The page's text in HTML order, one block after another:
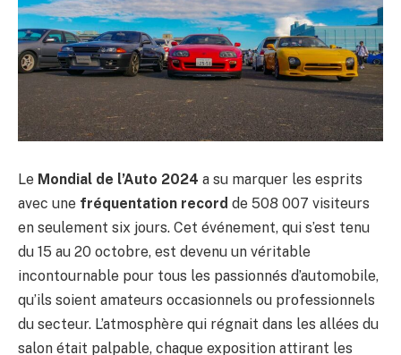
Le Mondial de l’Auto 2024 a su marquer les esprits
avec une fréquentation record de 508 007 visiteurs
en seulement six jours. Cet événement, qui s’est tenu
du 15 au 20 octobre, est devenu un véritable
incontournable pour tous les passionnés d’automobile,
qu’ils soient amateurs occasionnels ou professionnels
du secteur. L’atmosphère qui régnait dans les allées du
salon était palpable, chaque exposition attirant les